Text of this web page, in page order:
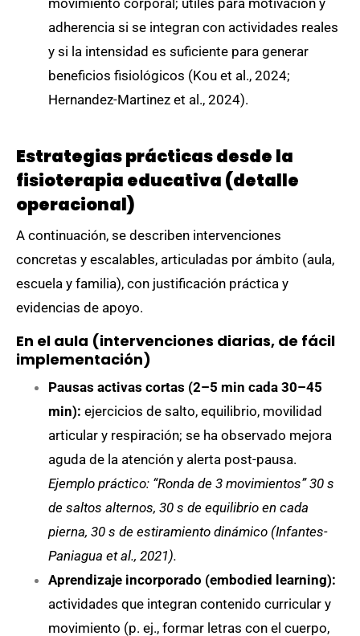
movimiento corporal; útiles para motivación y
adherencia si se integran con actividades reales
y si la intensidad es suficiente para generar
beneficios fisiológicos (Kou et al., 2024;
Hernandez-Martinez et al., 2024).
Estrategias prácticas desde la
fisioterapia educativa (detalle
operacional)
A continuación, se describen intervenciones
concretas y escalables, articuladas por ámbito (aula,
escuela y familia), con justificación práctica y
evidencias de apoyo.
En el aula (intervenciones diarias, de fácil
implementación)
Pausas activas cortas (2–5 min cada 30–45
min): ejercicios de salto, equilibrio, movilidad
articular y respiración; se ha observado mejora
aguda de la atención y alerta post-pausa.
Ejemplo práctico: “Ronda de 3 movimientos” 30 s
de saltos alternos, 30 s de equilibrio en cada
pierna, 30 s de estiramiento dinámico (Infantes-
Paniagua et al., 2021).
Aprendizaje incorporado (embodied learning):
actividades que integran contenido curricular y
movimiento (p. ej., formar letras con el cuerpo,